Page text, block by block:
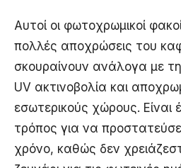
Αυτοί οι φωτοχρωμικοί
πολλές αποχρώσεις του
σκουραίνουν ανάλογα με
UV ακτινοβολία και
εσωτερικούς χώρους. Eίναι
τρόπος για να
χρόνο, καθώς δεν